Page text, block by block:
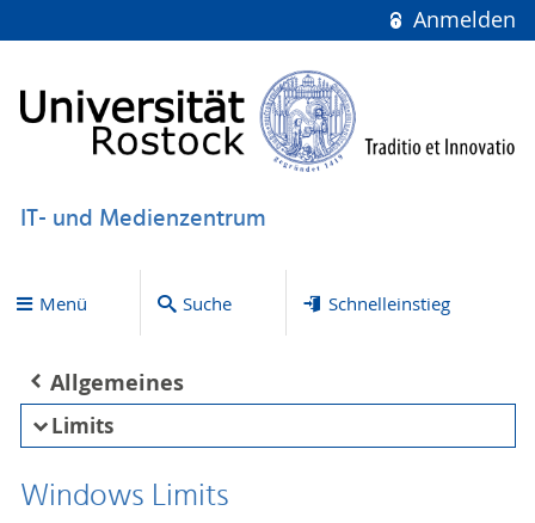
Anmelden
IT- und Medienzentrum
Menü Suche Schnelleinstieg
Allgemeines
Limits
Windows Limits